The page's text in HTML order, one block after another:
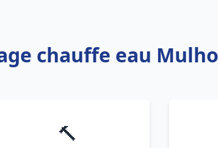
chauffe eau
🔨